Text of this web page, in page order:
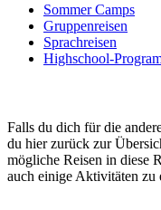
Sommer Camps
Gruppenreisen
Sprachreisen
Highschool-
Falls du dich für die
du hier zurück zur
mögliche Reisen in diese
auch einige Aktivitäten zu